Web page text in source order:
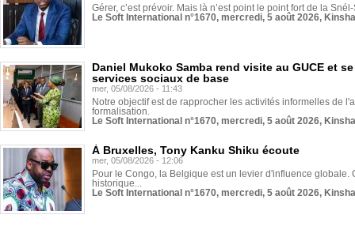
Gérer, c’est prévoir. Mais là n’est point le point fort de la
Le Soft International n°1670, mercredi, 5 août 2026,
Daniel Mukoko Samba rend visite au GUCE et
services sociaux de base
mer, 05/08/2026 - 11:43
Notre objectif est de rapprocher les activités informelles de
formalisation.
Le Soft International n°1670, mercredi, 5 août 2026,
À Bruxelles, Tony Kanku Shiku écoute
mer, 05/08/2026 - 12:06
Pour le Congo, la Belgique est un levier d'influence globale.
historique...
Le Soft International n°1670, mercredi, 5 août 2026,